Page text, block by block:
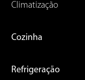
Climatização
Cozinha
Refrigeração